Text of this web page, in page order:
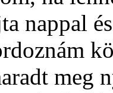
nappal
meg